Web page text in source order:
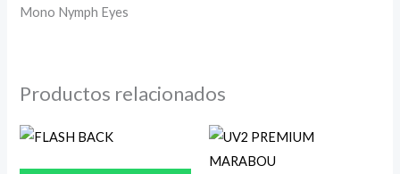
Mono Nymph Eyes
Productos relacionados